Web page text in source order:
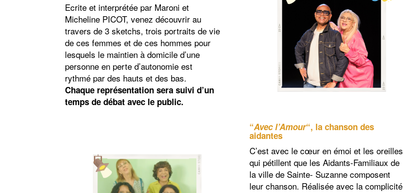
Ecrite et interprétée par Maroni et
Micheline PICOT, venez découvrir au
travers de 3 sketchs, trois portraits de vie
de ces femmes et de ces hommes pour
lesquels le maintien à domicile d’une
personne en perte d’autonomie est
rythmé par des hauts et des bas.
Chaque représentation sera suivi d’un
temps de débat avec le public.
“Avec l’Amour“, la chanson des
aidantes
C’est avec le cœur en émoi et les oreilles
qui pétillent que les Aidants-Familiaux de
la ville de Sainte- Suzanne composent
leur chanson. Réalisée avec la complicité